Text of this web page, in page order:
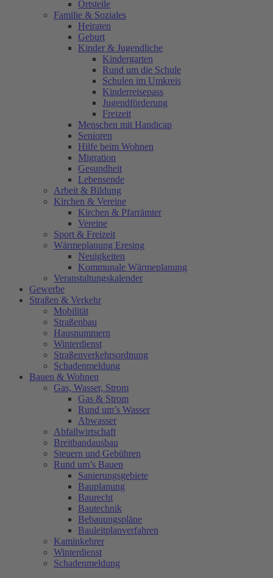
Ortsteile
Familie & Soziales
Heiraten
Geburt
Kinder & Jugendliche
Kindergarten
Rund um die Schule
Schulen im Umkreis
Kinderreisepass
Jugendförderung
Freizeit
Menschen mit Handicap
Senioren
Hilfe beim Wohnen
Migration
Gesundheit
Lebensende
Arbeit & Bildung
Kirchen & Vereine
Kirchen & Pfarrämter
Vereine
Sport & Freizeit
Wärmeplanung Eresing
Neuigkeiten
Kommunale Wärmeplanung
Veranstaltungskalender
Gewerbe
Straßen & Verkehr
Mobilität
Straßenbau
Hausnummern
Winterdienst
Straßenverkehrsordnung
Schadenmeldung
Bauen & Wohnen
Gas, Wasser, Strom
Gas & Strom
Rund um’s Wasser
Abwasser
Abfallwirtschaft
Breitbandausbau
Steuern und Gebühren
Rund um’s Bauen
Sanierungsgebiete
Bauplanung
Baurecht
Bautechnik
Bebauungspläne
Bauleitplanverfahren
Kaminkehrer
Winterdienst
Schadenmeldung